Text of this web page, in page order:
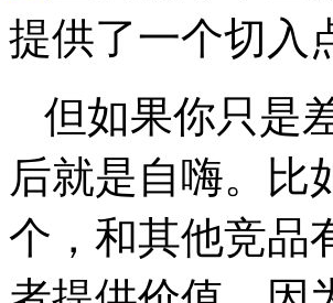
提供了一个切入
但如果你只是
后就是自嗨。比
个，和其他竞品